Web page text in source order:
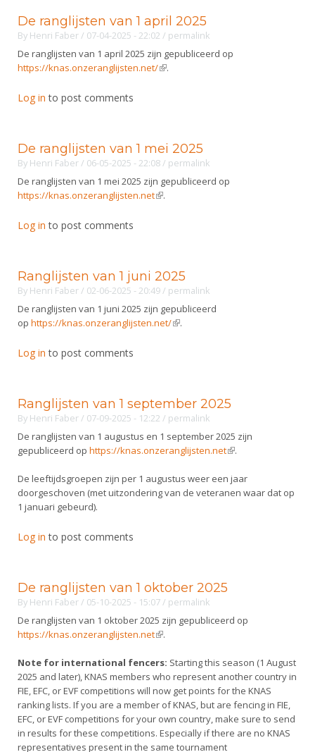
De ranglijsten van 1 april 2025
By Henri Faber/ 07-04-2025 - 22:02 / permalink
De ranglijsten van 1 april 2025 zijn gepubliceerd op
https://knas.onzeranglijsten.net/(link is external)
.
Log in to post comments
De ranglijsten van 1 mei 2025
By Henri Faber/ 06-05-2025 - 22:08/ permalink
De ranglijsten van 1 mei 2025 zijn gepubliceerd op
https://knas.onzeranglijsten.net(link is external)
.
Log in to post comments
Ranglijsten van 1 juni 2025
By Henri Faber/ 02-06-2025 - 20:49/ permalink
De ranglijsten van 1 juni 2025 zijn gepubliceerd
op https://knas.onzeranglijsten.net/(link is external)
.
Log in to post comments
Ranglijsten van 1 september 2025
By Henri Faber/ 07-09-2025 - 12:22 / permalink
De ranglijsten van 1 augustus en 1 september 2025 zijn
gepubliceerd op https://knas.onzeranglijsten.net(link is external)
.
De leeftijdsgroepen zijn per 1 augustus weer een jaar
doorgeschoven (met uitzondering van de veteranen waar dat op
1 januari gebeurd).
Log in to post comments
De ranglijsten van 1 oktober 2025
By Henri Faber/ 05-10-2025 - 15:07/ permalink
De ranglijsten van 1 oktober 2025 zijn gepubliceerd op
https://knas.onzeranglijsten.net(link is external)
.
Note for international fencers: Starting this season (1 August
2025 and later), KNAS members who represent another country in
FIE, EFC, or EVF competitions will now get points for the KNAS
ranking lists. If you are a member of KNAS, but are fencing in FIE,
EFC, or EVF competitions for your own country, make sure to send
in results for these competitions. Especially if there are no KNAS
representatives present in the same tournament